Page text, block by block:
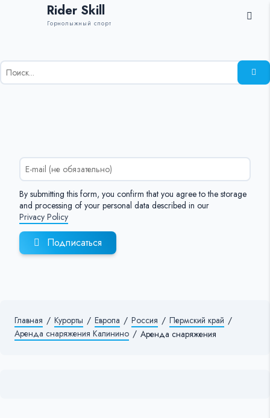
Rider Skill
Горнолыжный спорт
Результаты
поиска
By submitting this form, you confirm that you agree to the storage
and processing of your personal data described in our
Privacy Policy
Подписаться
Главная / Курорты / Европа / Россия / Пермский край /
Аренда снаряжения Калинино / Аренда снаряжения